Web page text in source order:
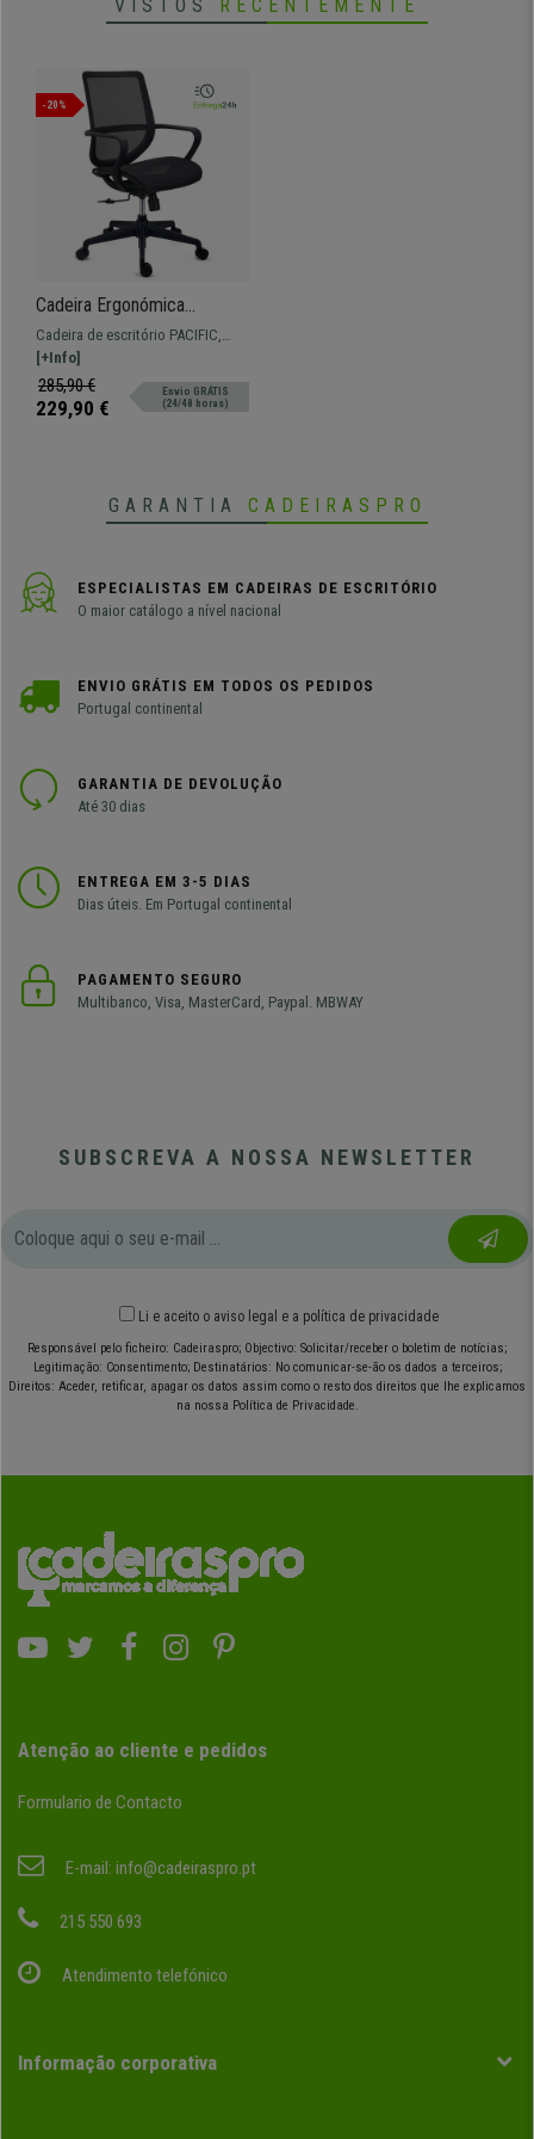
VISTOS RECENTEMENTE
-20%
Cadeira Ergonómica
PACIFIC, Mecanismo de
Inclinação, Máximo Conforto
e Elegância, Em Preto
Cadeira de escritório PACIFIC,
assegura máxima comodidade
devido ao seu mecanismo de
inclinação.
[+Info]
285,90 €
229,90 €
Envio GRÁTIS
(24/48 horas)
GARANTIA CADEIRASPRO
ESPECIALISTAS EM CADEIRAS DE ESCRITÓRIO
O maior catálogo a nível nacional
ENVIO GRÁTIS EM TODOS OS PEDIDOS
Portugal continental
GARANTIA DE DEVOLUÇÃO
Até 30 dias
ENTREGA EM 3-5 DIAS
Dias úteis. Em Portugal continental
PAGAMENTO SEGURO
Multibanco, Visa, MasterCard, Paypal. MBWAY
SUBSCREVA A NOSSA NEWSLETTER
Li e aceito o aviso legal e a política de privacidade
Responsável pelo ficheiro: Cadeiraspro; Objectivo: Solicitar/receber o boletim de notícias;
Legitimação: Consentimento; Destinatários: No comunicar-se-ão os dados a terceiros;
Direitos: Aceder, retificar, apagar os datos assim como o resto dos direitos que lhe explicamos
na nossa Política de Privacidade.
Atenção ao cliente e pedidos
Formulario de Contacto
E-mail: info@cadeiraspro.pt
215 550 693
Atendimento telefónico
Informação corporativa